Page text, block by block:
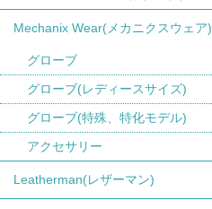
Mechanix Wear(メカニクスウェア)
グローブ
グローブ(レディースサイズ)
グローブ(特殊、特化モデル)
アクセサリー
Leatherman(レザーマン)